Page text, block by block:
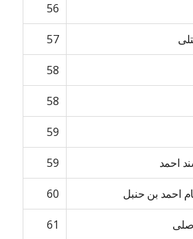
56
57
58
58
59
احمد 59
احمد بن حنبل 60
61